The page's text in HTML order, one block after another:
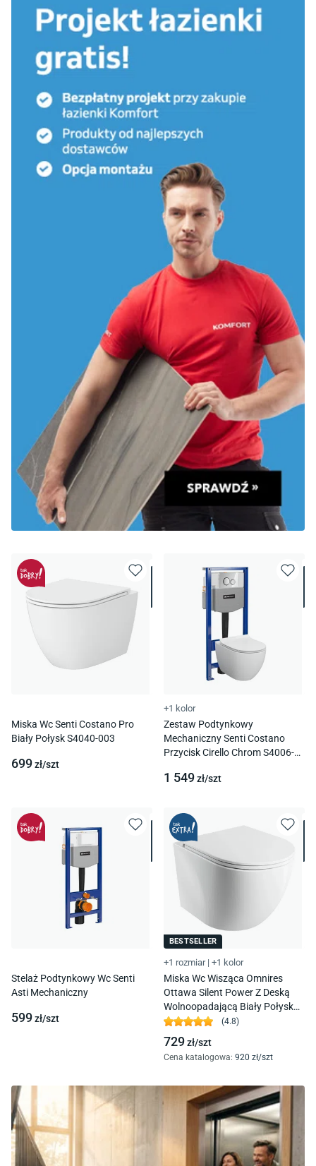
Miska Wc Senti Costano Pro
Biały Połysk S4040-003
699zł/szt
+1 kolor
Zestaw Podtynkowy
Mechaniczny Senti Costano
Przycisk Cirello Chrom S4006-
1 549zł/szt
Stelaż Podtynkowy Wc Senti
Asti Mechaniczny
599zł/szt
BESTSELLER
+1 rozmiar | +1 kolor
Miska Wc Wisząca Omnires
Ottawa Silent Power Z Deską
Wolnoopadającą Biały Połysk
Ottawaspmwbp
(4.8)
729zł/szt
Cena katalogowa: 920 zł/szt